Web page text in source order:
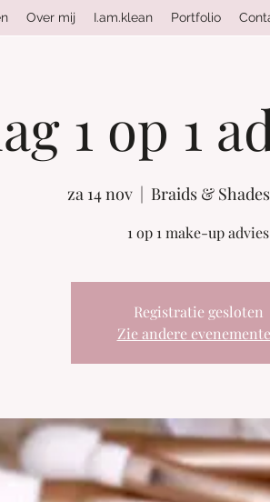
Over mij I.am.klean Portfolio
1 op 1
za 14 nov
  |
Braids &
1 op 1 make-up advies
Registratie gesloten
Zie andere